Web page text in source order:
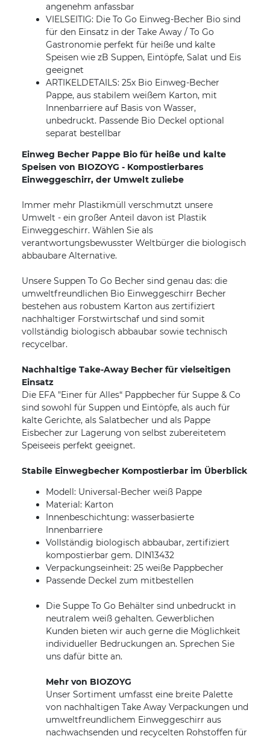
angenehm anfassbar
VIELSEITIG: Die To Go Einweg-Becher Bio sind
für den Einsatz in der Take Away / To Go
Gastronomie perfekt für heiße und kalte
Speisen wie zB Suppen, Eintöpfe, Salat und Eis
geeignet
ARTIKELDETAILS: 25x Bio Einweg-Becher
Pappe, aus stabilem weißem Karton, mit
Innenbarriere auf Basis von Wasser,
unbedruckt. Passende Bio Deckel optional
separat bestellbar
Einweg Becher Pappe Bio für heiße und kalte
Speisen von BIOZOYG - Kompostierbares
Einweggeschirr, der Umwelt zuliebe
Immer mehr Plastikmüll verschmutzt unsere
Umwelt - ein großer Anteil davon ist Plastik
Einweggeschirr. Wählen Sie als
verantwortungsbewusster Weltbürger die biologisch
abbaubare Alternative.
Unsere Suppen To Go Becher sind genau das: die
umweltfreundlichen Bio Einweggeschirr Becher
bestehen aus robustem Karton aus zertifiziert
nachhaltiger Forstwirtschaf und sind somit
vollständig biologisch abbaubar sowie technisch
recycelbar.
Nachhaltige Take-Away Becher für vielseitigen
Einsatz
Die EFA "Einer für Alles“ Pappbecher für Suppe & Co
sind sowohl für Suppen und Eintöpfe, als auch für
kalte Gerichte, als Salatbecher und als Pappe
Eisbecher zur Lagerung von selbst zubereitetem
Speiseeis perfekt geeignet.
Stabile Einwegbecher Kompostierbar im Überblick
Modell: Universal-Becher weiß Pappe
Material: Karton
Innenbeschichtung: wasserbasierte
Innenbarriere
Vollständig biologisch abbaubar, zertifiziert
kompostierbar gem. DIN13432
Verpackungseinheit: 25 weiße Pappbecher
Passende Deckel zum mitbestellen
Die Suppe To Go Behälter sind unbedruckt in
neutralem weiß gehalten. Gewerblichen
Kunden bieten wir auch gerne die Möglichkeit
individueller Bedruckungen an. Sprechen Sie
uns dafür bitte an.
Mehr von BIOZOYG
Unser Sortiment umfasst eine breite Palette
von nachhaltigen Take Away Verpackungen und
umweltfreundlichem Einweggeschirr aus
nachwachsenden und recycelten Rohstoffen für